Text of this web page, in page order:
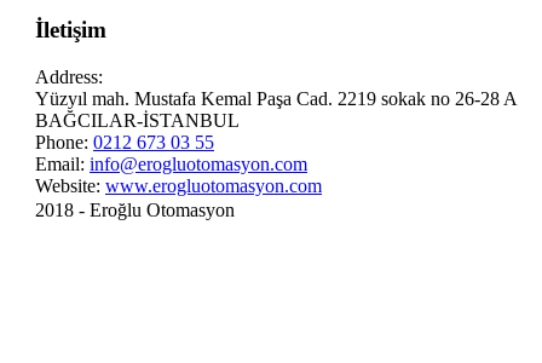
İletişim
Address:
Yüzyıl mah. Mustafa Kemal Paşa Cad. 2219 sokak no 26-28 A
BAĞCILAR-İSTANBUL
Phone: 0212 673 03 55
Email: info@erogluotomasyon.com
Website: www.erogluotomasyon.com
2018 - Eroğlu Otomasyon